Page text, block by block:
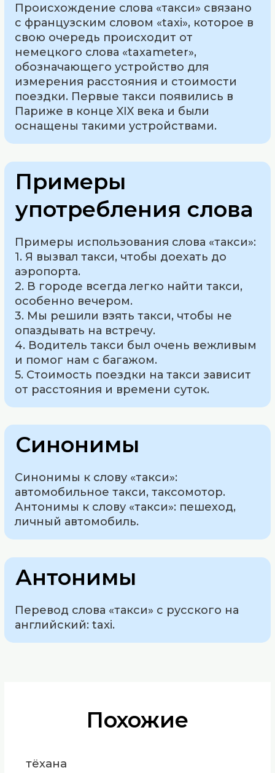
Происхождение слова «такси» связано
с французским словом «taxi», которое в
свою очередь происходит от
немецкого слова «taxameter»,
обозначающего устройство для
измерения расстояния и стоимости
поездки. Первые такси появились в
Париже в конце XIX века и были
оснащены такими устройствами.
Примеры
употребления слова
Примеры использования слова «такси»:
1. Я вызвал такси, чтобы доехать до
аэропорта.
2. В городе всегда легко найти такси,
особенно вечером.
3. Мы решили взять такси, чтобы не
опаздывать на встречу.
4. Водитель такси был очень вежливым
и помог нам с багажом.
5. Стоимость поездки на такси зависит
от расстояния и времени суток.
Синонимы
Синонимы к слову «такси»:
автомобильное такси, таксомотор.
Антонимы к слову «такси»: пешеход,
личный автомобиль.
Антонимы
Перевод слова «такси» с русского на
английский: taxi.
Похожие
тёхана